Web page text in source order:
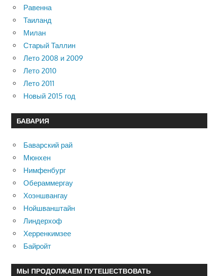
Равенна
Таиланд
Милан
Старый Таллин
Лето 2008 и 2009
Лето 2010
Лето 2011
Новый 2015 год
БАВАРИЯ
Баварский рай
Мюнхен
Нимфенбург
Обераммергау
Хоэншвангау
Нойшванштайн
Линдерхоф
Херренкимзее
Байройт
МЫ ПРОДОЛЖАЕМ ПУТЕШЕСТВОВАТЬ